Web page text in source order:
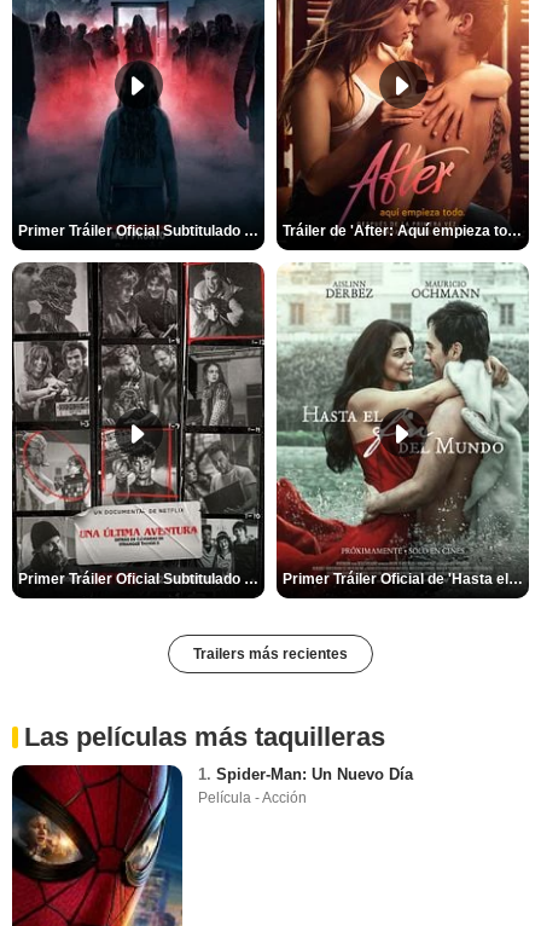
Primer Tráiler Oficial Subtitulado de 'La Noche Del Demonio: Están Entre Nosotros' Tráiler de 'After: Aquí empieza todo'
Primer Tráiler Oficial Subtitulado de 'Una última aventura: Detrás de cámaras de Stranger Things 5' Primer Tráiler Oficial de 'Hasta el fin del mundo'
Trailers más recientes
Las películas más taquilleras
1. Spider-Man: Un Nuevo Día
Película - Acción